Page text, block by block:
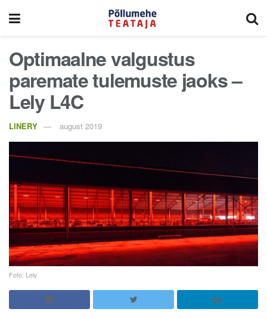
Optimaalne valgustus
paremate tulemuste jaoks –
Lely L4C
LINERY august 2019
Foto: Lely